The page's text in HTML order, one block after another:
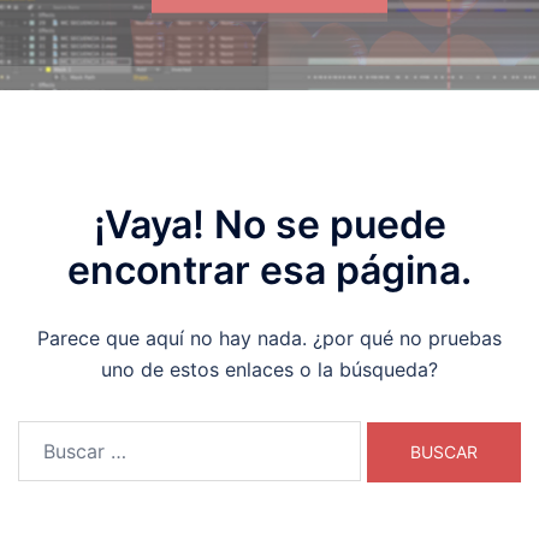
¡Vaya! No se puede
encontrar esa página.
Parece que aquí no hay nada. ¿por qué no pruebas
uno de estos enlaces o la búsqueda?